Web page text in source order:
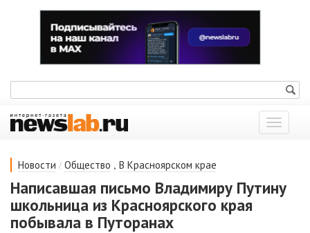
Показать
меню
Новости / Общество , В Красноярском крае
Написавшая письмо Владимиру Путину
школьница из Красноярского края
побывала в Путоранах